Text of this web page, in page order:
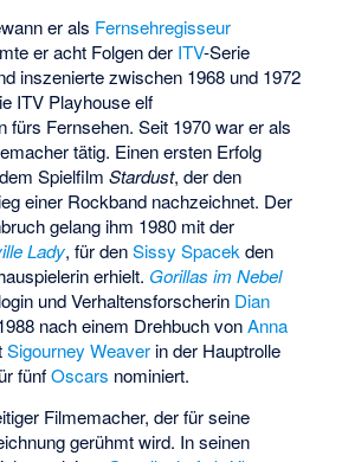
er als Fernsehregisseur
er acht Folgen der ITV-Serie
inszenierte zwischen 1968 und 1972
ITV Playhouseelf
fürs Fernsehen. Seit 1970 war er als
tätig. Einen ersten Erfolg
SpielfilmStardust, der den
einer Rockband nachzeichnet. Der
gelang ihm 1980 mit der
Lady, für denSissy Spacek den
erhielt. Gorillas im Nebel
und Verhaltensforscherin Dian
nach einem Drehbuch vonAnna
Sigourney Weaver in der Hauptrolle
fünfOscars nominiert.
Filmemacher, der für seine
gerühmt wird. In seinen